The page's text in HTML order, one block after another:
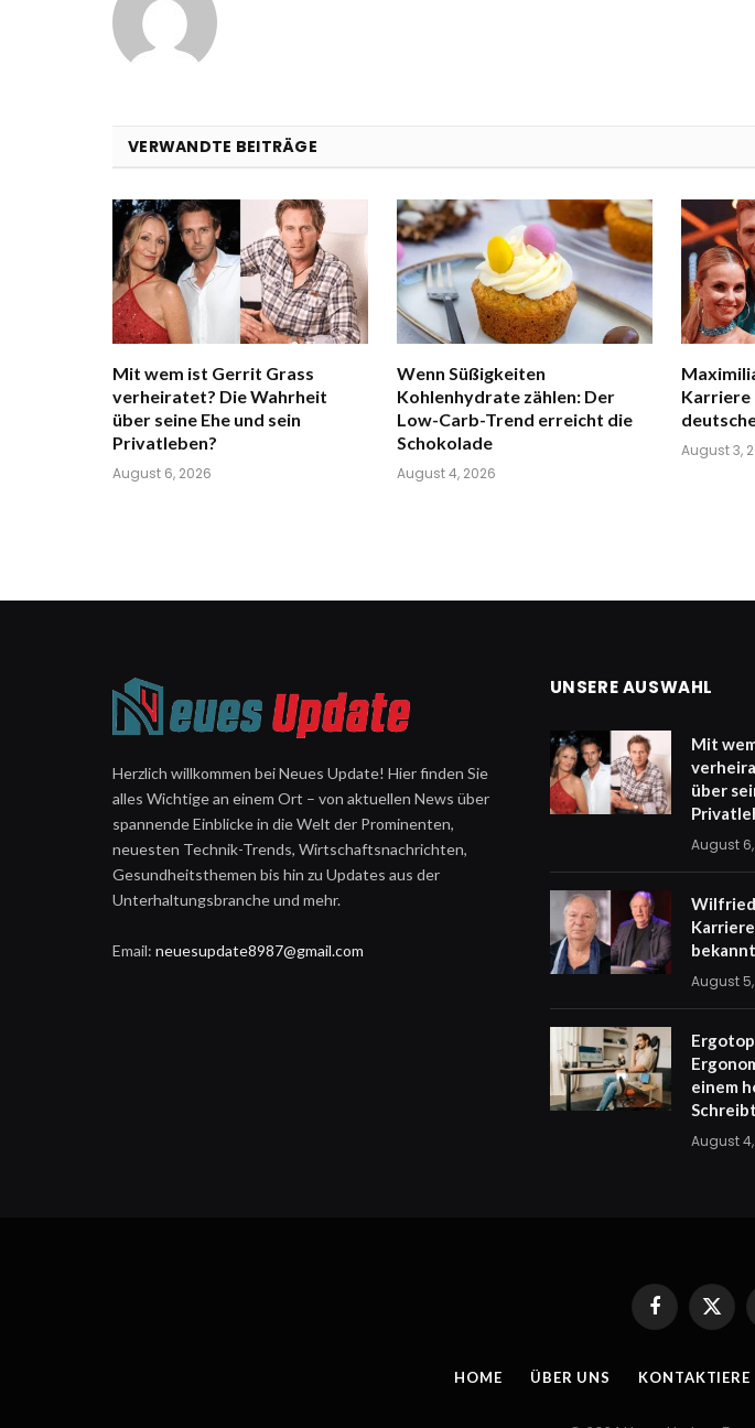
VERWANDTE BEITRÄGE
Mit wem ist Gerrit Grass
verheiratet? Die Wahrheit
über seine Ehe und sein
Privatleben?
August 6, 2026
Wenn Süßigkeiten
Kohlenhydrate zählen: Der
Low-Carb-Trend erreicht die
Schokolade
August 4, 2026
Karriere
August 3,
Herzlich willkommen bei Neues Update! Hier finden Sie
alles Wichtige an einem Ort – von aktuellen News über
spannende Einblicke in die Welt der Prominenten,
neuesten Technik-Trends, Wirtschaftsnachrichten,
Gesundheitsthemen bis hin zu Updates aus der
Unterhaltungsbranche und mehr.
Email: neuesupdate8987@gmail.com
UNSERE AUSWAHL
Mit
über
August
Wilfried
August
einem
August
FacebookX
HOME ÜBER UNS KONTAKTIERE